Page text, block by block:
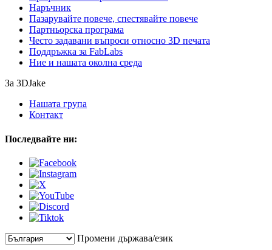
Наръчник
Пазарувайте повече, спестявайте повече
Партньорска програма
Често задавани въпроси относно 3D печата
Поддръжка за FabLabs
Ние и нашата околна среда
За 3DJake
Нашата група
Контакт
Последвайте ни:
Промени държава/език